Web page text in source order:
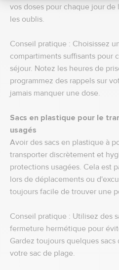
vos doses pour chaque jour de
les oublis.
Conseil pratique : Choisissez
compartiments suffisants pour
séjour. Notez les heures de
programmez des rappels sur
jamais manquer une dose.
Sacs en plastique pour le
usagés
Avoir des sacs en plastique à
transporter discrètement et
protections usagées. Cela est
lors de déplacements ou
toujours facile de trouver une
Conseil pratique : Utilisez des
fermeture hermétique pour
Gardez toujours quelques sacs
votre sac de plage.